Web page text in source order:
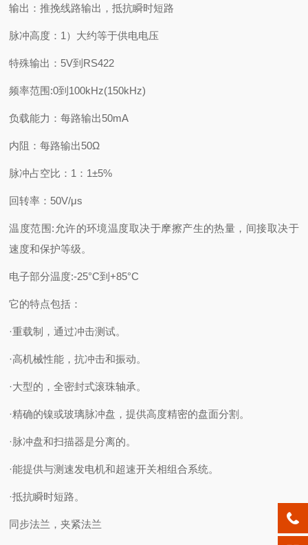
输出：推挽线路输出，抵抗瞬时短路
脉冲高度：1）大约等于供电电压
特殊输出：5V到RS422
频率范围:0到100kHz(150kHz)
负载能力：每路输出50mA
内阻：每路输出50Ω
脉冲占空比：1：1±5%
回转率：50V/μs
温度范围:允许的环境温度取决于摩擦产生的热量，间接取决于
速度和保护等级。
电子部分温度:-25°C到+85°C
它的特点包括：
·重载制，通过冲击测试。
·高机械性能，抗冲击和振动。
·大型的，全密封式滚珠轴承。
·精确的镍或玻璃脉冲盘，提供高度精密的盘面分割。
·脉冲盘和扫描器是分离的。
·能提供与测速发电机和超速开关相组合系统。
·抵抗瞬时短路。
同步法兰，夹紧法兰